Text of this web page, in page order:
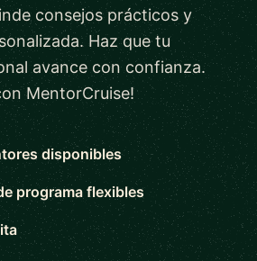
consejos prácticos y
Haz que tu
avance con confianza.
MentorCruise!
disponibles
programa flexibles